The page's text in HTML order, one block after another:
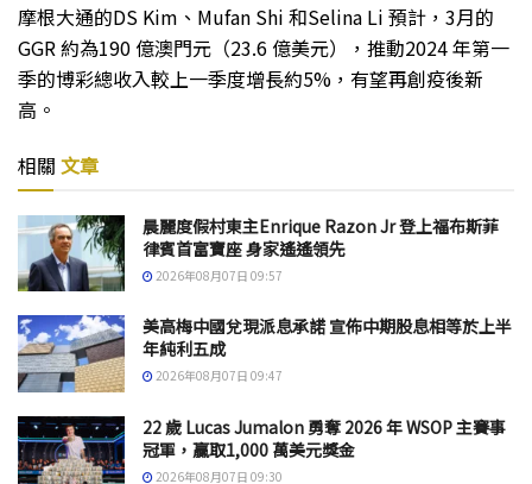
摩根大通的DS Kim、Mufan Shi 和Selina Li 預計，3月的
GGR 約為190 億澳門元（23.6 億美元），推動2024 年第一
季的博彩總收入較上一季度增長約5%，有望再創疫後新
高。
相關 文章
晨麗度假村東主Enrique Razon Jr 登上福布斯菲
律賓首富寶座 身家遙遙領先
2026年08月07日 09:57
美高梅中國兌現派息承諾 宣佈中期股息相等於上半
年純利五成
2026年08月07日 09:47
22 歲 Lucas Jumalon 勇奪 2026 年 WSOP 主賽事
冠軍，贏取1,000 萬美元獎金
2026年08月07日 09:30